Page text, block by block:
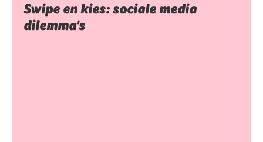
Swipe en kies: sociale media
dilemma's